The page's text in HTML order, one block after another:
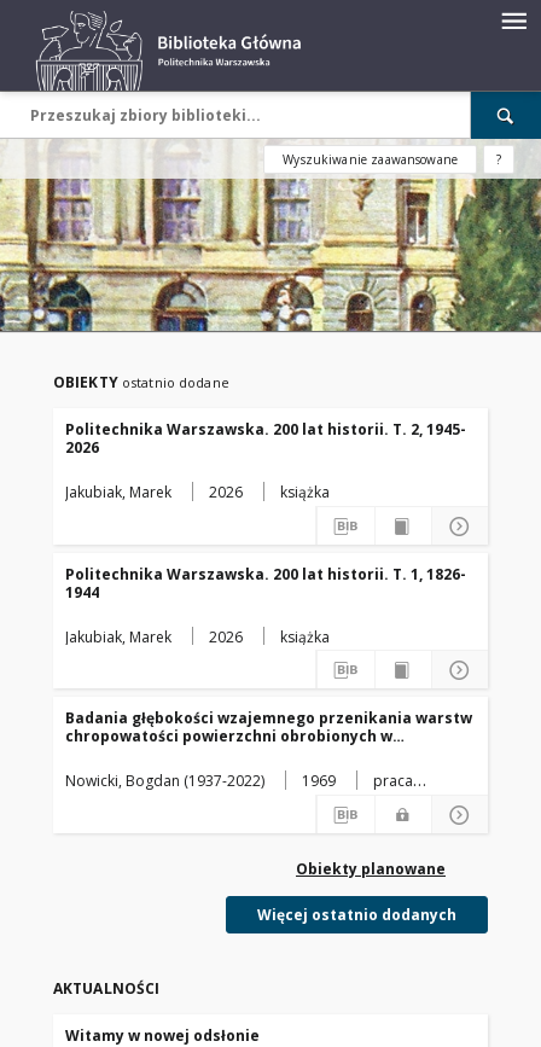
Wyszukiwanie zaawansowane ?
OBIEKTY ostatnio dodane
Politechnika Warszawska. 200 lat historii. T. 2, 1945-
2026
Jakubiak, Marek 2026 książka
Politechnika Warszawska. 200 lat historii. T. 1, 1826-
1944
Jakubiak, Marek 2026 książka
Badania głębokości wzajemnego przenikania warstw
chropowatości powierzchni obrobionych w
Nowicki, Bogdan (1937-2022)
1969
praca
Obiekty planowane
Więcej ostatnio dodanych
AKTUALNOŚCI
Witamy w nowej odsłonie